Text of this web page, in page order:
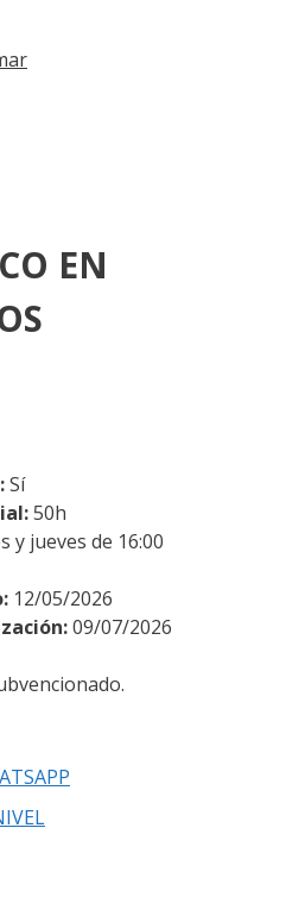
EN
Sí
50h
y jueves de 16:00
12/05/2026
09/07/2026